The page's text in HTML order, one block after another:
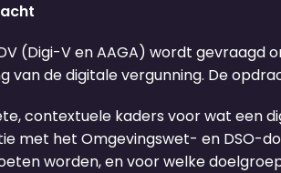
(Digi-V en AAGA) wordt gevraagd
van de digitale vergunning. De
contextuele kaders voor wat een
met het Omgevingswet- en DSO-
worden, en voor welke